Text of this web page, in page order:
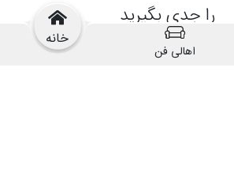
خانه
اهالی فن